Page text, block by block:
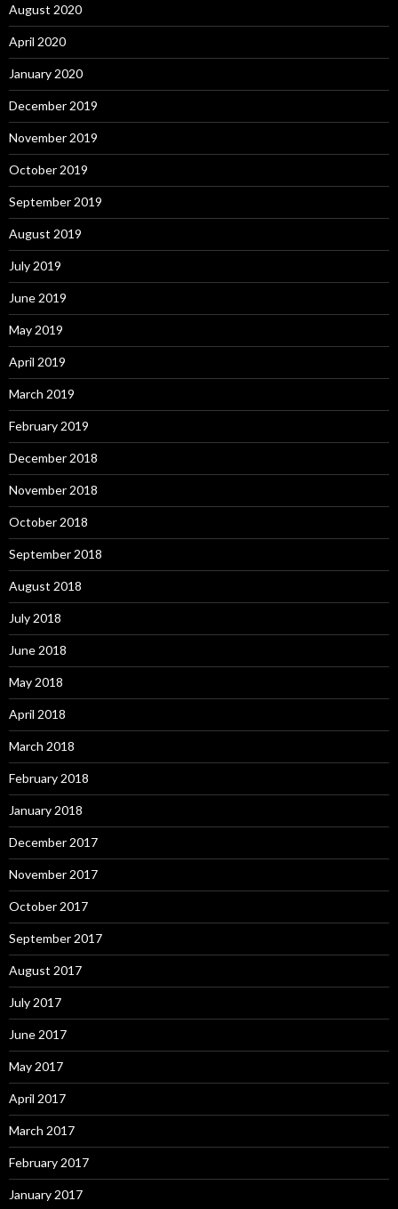
August 2020
April 2020
January 2020
December 2019
November 2019
October 2019
September 2019
August 2019
July 2019
June 2019
May 2019
April 2019
March 2019
February 2019
December 2018
November 2018
October 2018
September 2018
August 2018
July 2018
June 2018
May 2018
April 2018
March 2018
February 2018
January 2018
December 2017
November 2017
October 2017
September 2017
August 2017
July 2017
June 2017
May 2017
April 2017
March 2017
February 2017
January 2017